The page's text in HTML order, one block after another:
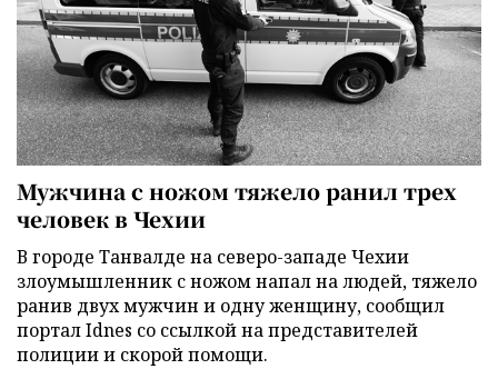
Мужчина с ножом тяжело ранил трех
человек в Чехии
В городе Танвалде на северо-западе Чехии
злоумышленник с ножом напал на людей, тяжело
ранив двух мужчин и одну женщину, сообщил
портал Idnes со ссылкой на представителей
полиции и скорой помощи.